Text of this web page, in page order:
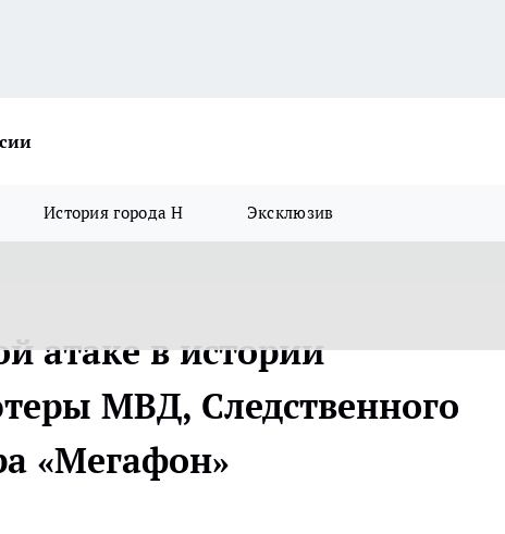
История города Н Эксклюзив
атаке в истории
МВД, Следственного
«Мегафон»